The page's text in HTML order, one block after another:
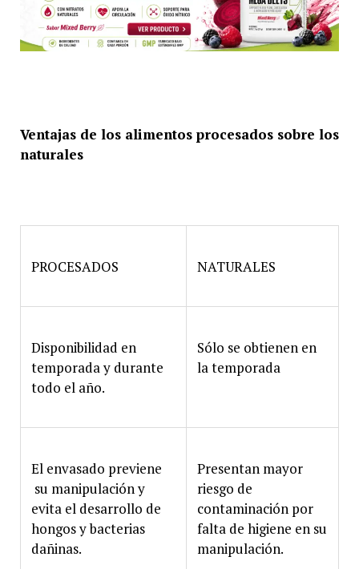
Ventajas de los alimentos procesados sobre los
naturales
PROCESADOS NATURALES
Disponibilidad en
temporada y durante
todo el año.
Sólo se obtienen en
la temporada
El envasado previene
su manipulación y
evita el desarrollo de
hongos y bacterias
dañinas.
Presentan mayor
riesgo de
contaminación por
falta de higiene en su
manipulación.